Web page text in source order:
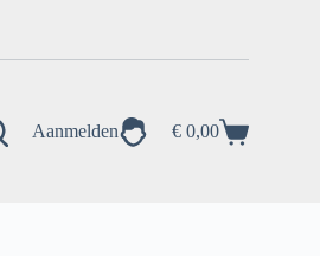
Aanmelden Winkelwagen
€ 0,00